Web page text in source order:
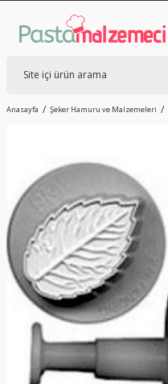
Anasayfa Şeker Hamuru ve Malzemeleri